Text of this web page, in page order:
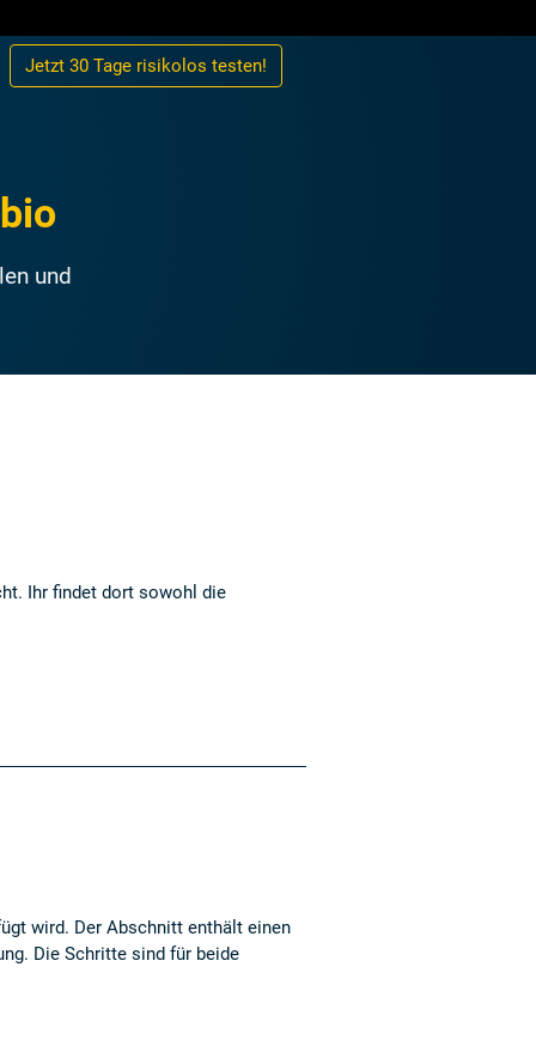
Jetzt 30 Tage risikolos testen!
und
Ihr findet dort sowohl die
wird. Der Abschnitt enthält einen
Die Schritte sind für beide